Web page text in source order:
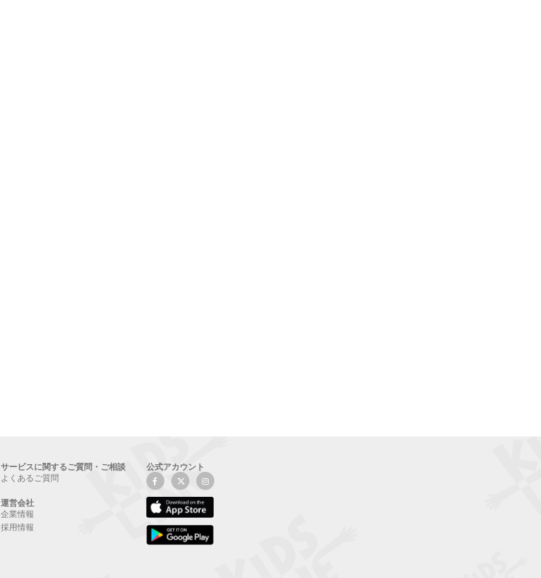
サービスに関するご質問・ご相談
よくあるご質問
運営会社
企業情報
採用情報
公式アカウント